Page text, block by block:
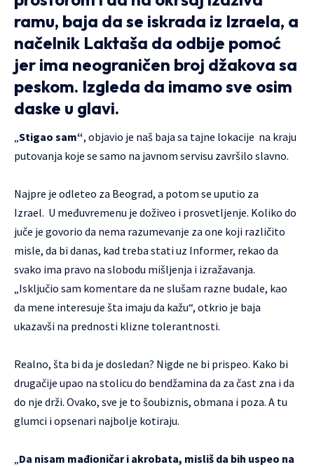
ramu, baja da se iskrada iz Izraela, a
načelnik Laktaša da odbije pomoć
jer ima neograničen broj džakova sa
peskom. Izgleda da imamo sve osim
daske u glavi.
„Stigao sam“, objavio je naš baja sa tajne lokacije na kraju
putovanja koje se samo na javnom servisu završilo slavno.
Najpre je odleteo za Beograd, a potom se uputio za
Izrael. U međuvremenu je doživeo i prosvetljenje. Koliko do
juče je govorio da nema razumevanje za one koji različito
misle, da bi danas, kad treba stati uz Informer, rekao da
svako ima pravo na slobodu mišljenja i izražavanja.
„Isključio sam komentare da ne slušam razne budale, kao
da mene interesuje šta imaju da kažu“, otkrio je baja
ukazavši na prednosti klizne tolerantnosti.
Realno, šta bi da je dosledan? Nigde ne bi prispeo. Kako bi
drugačije upao na stolicu do bendžamina da za čast zna i da
do nje drži. Ovako, sve je to šoubiznis, obmana i poza. A tu
glumci i opsenari najbolje kotiraju.
„Da nisam mađioničar i akrobata, misliš da bih uspeo na